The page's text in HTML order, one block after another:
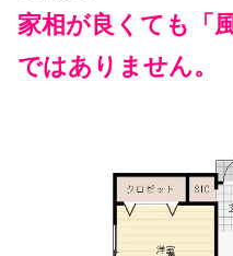
家相が良くても「
ではありません。